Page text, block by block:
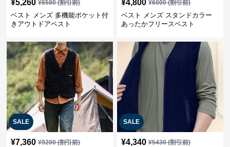
¥5,260 ¥6580(割引前)
ベスト メンズ 多機能ポケット付
きアウトドアベスト
¥4,800 ¥6000(割引前)
ベスト メンズ スタンドカラー
あったかフリースベスト
SALE
¥7,360 ¥9200(割引前)
SALE
¥4,340 ¥5430(割引前)